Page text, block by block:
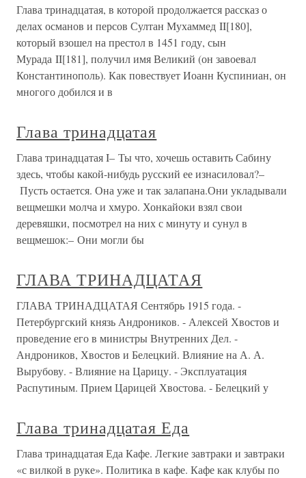
Глава тринадцатая, в которой продолжается рассказ о
делах османов и персов Султан Мухаммед II[180],
который взошел на престол в 1451 году, сын
Мурада II[181], получил имя Великий (он завоевал
Константинополь). Как повествует Иоанн Куспиниан, он
многого добился и в
Глава тринадцатая
Глава тринадцатая I– Ты что, хочешь оставить Сабину
здесь, чтобы какой-нибудь русский ее изнасиловал?–
Пусть остается. Она уже и так залапана.Они укладывали
вещмешки молча и хмуро. Хонкайоки взял свои
деревяшки, посмотрел на них с минуту и сунул в
вещмешок:– Они могли бы
ГЛАВА ТРИНАДЦАТАЯ
ГЛАВА ТРИНАДЦАТАЯ Сентябрь 1915 года. -
Петербургский князь Андроников. - Алексей Хвостов и
проведение его в министры Внутренних Дел. -
Андроников, Хвостов и Белецкий. Влияние на А. А.
Вырубову. - Влияние на Царицу. - Эксплуатация
Распутиным. Прием Царицей Хвостова. - Белецкий у
Глава тринадцатая Еда
Глава тринадцатая Еда Кафе. Легкие завтраки и завтраки
«с вилкой в руке». Политика в кафе. Кафе как клубы по